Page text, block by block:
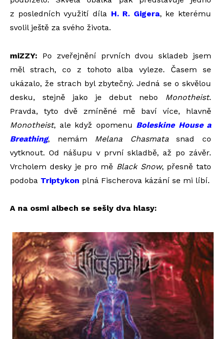
z posledních využití díla H. R. Gigera, ke kterému
svolil ještě za svého života.
miZZY: Po zveřejnění prvních dvou skladeb jsem
měl strach, co z tohoto alba vyleze. Časem se
ukázalo, že strach byl zbytečný. Jedná se o skvělou
desku, stejně jako je debut nebo Monotheist.
Pravda, tyto dvě zmíněné mě baví více, hlavně
Monotheist, ale když opomenu Boleskine House a
Breathing, nemám Melana Chasmatasnad co
vytknout. Od nášupu v první skladbě, až po závěr.
Vrcholem desky je pro mě Black Snow, přesně tato
podoba Triptykon plná Fischerova kázání se mi líbí.
A na osmi albech se sešly dva hlasy: